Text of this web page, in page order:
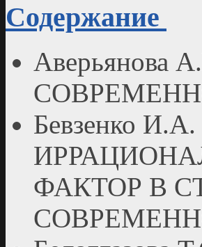
Содержание
Бевзенко
ФАКТОР В